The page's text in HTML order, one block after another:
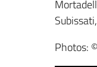
Photos: